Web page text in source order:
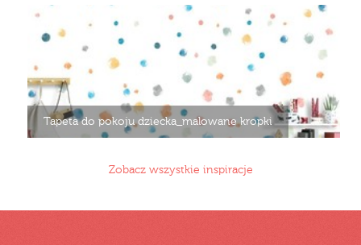
Tapeta do pokoju dziecka_malowane kropki
Zobacz wszystkie inspiracje